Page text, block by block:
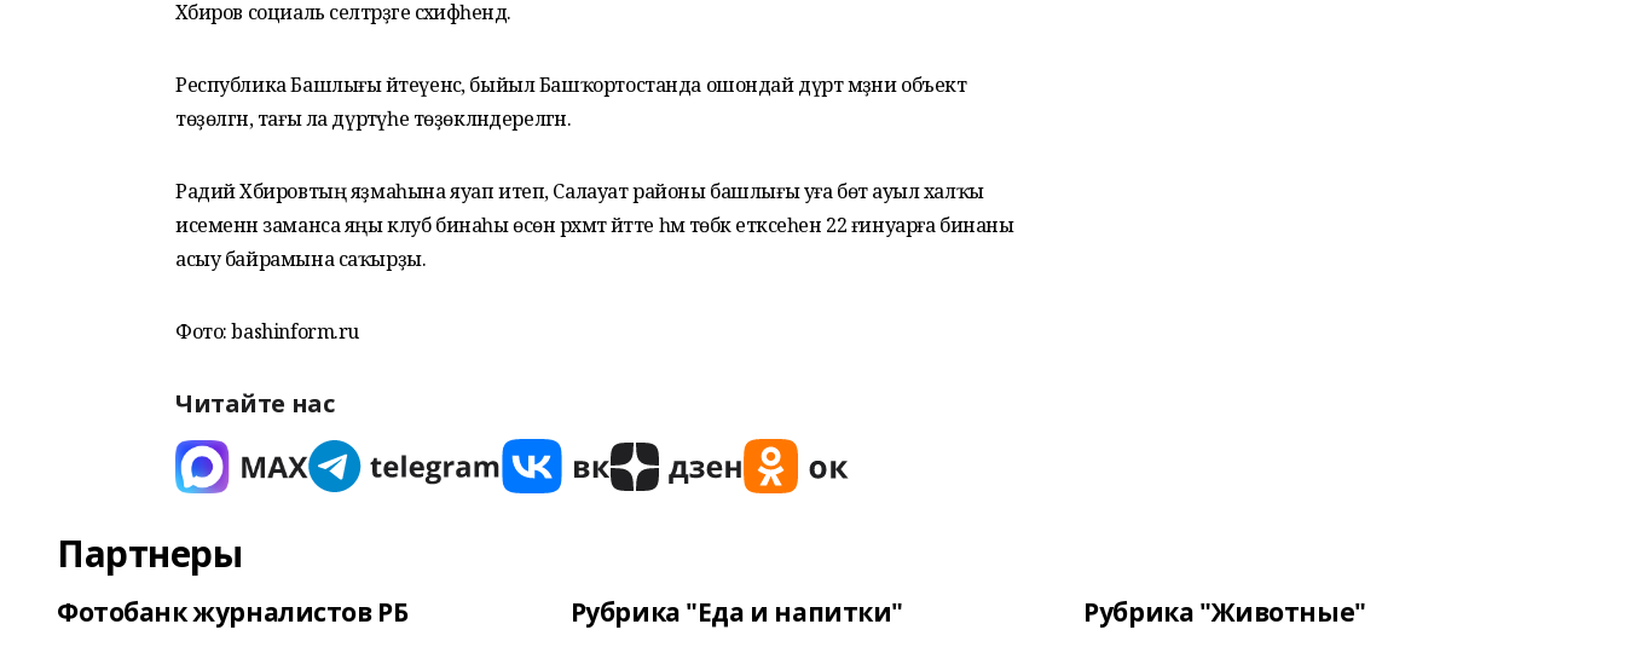
Хәбиров социаль селтәрҙәге сәхифәһендә.
Республика Башлығы әйтеүенсә, быйыл Башҡортостанда ошондай дүрт мәҙәни объект
төҙөлгән, тағы ла дүртәүһе төҙөкләндерелгән.
Радий Хәбировтың яҙмаһына яуап итеп, Салауат районы башлығы уға бөтә ауыл халҡы
исеменән заманса яңы клуб бинаһы өсөн рәхмәт әйтте һәм төбәк етәксеһен 22 ғинуарға бинаны
асыу байрамына саҡырҙы.
Фото: bashinform.ru
Читайте нас
Партнеры
Фотобанк журналистов РБ Рубрика "Еда и напитки" Рубрика "Животные"